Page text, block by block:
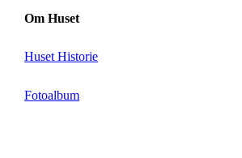
Om Huset
Huset Historie
Fotoalbum